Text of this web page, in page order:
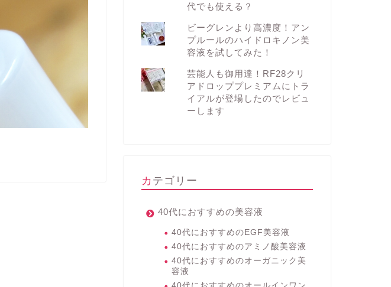
代でも使える？
ビーグレンより高濃度！アン
プルールのハイドロキノン美
容液を試してみた！
芸能人も御用達！RF28クリ
アドロッププレミアムにトラ
イアルが登場したのでレビュ
ーします
カテゴリー
40代におすすめの美容液
40代におすすめのEGF美容液
40代におすすめのアミノ酸美容液
40代におすすめのオーガニック美
容液